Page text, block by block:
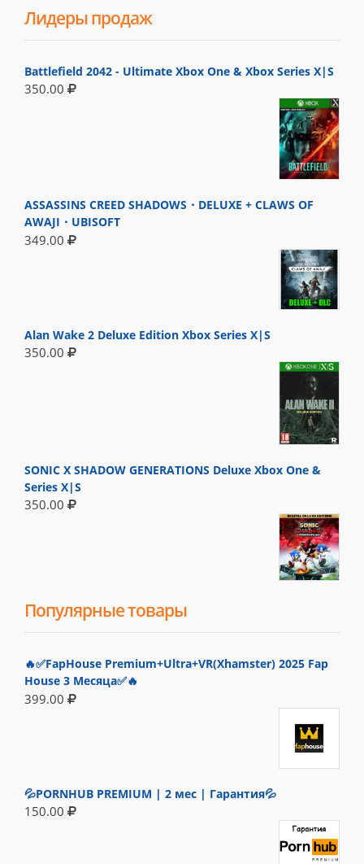
Лидеры продаж
Battlefield 2042 - Ultimate Xbox One & Xbox Series X|S
350.00
ASSASSINS CREED SHADOWS・DELUXE + CLAWS OF
AWAJI・UBISOFT
349.00
Alan Wake 2 Deluxe Edition Xbox Series X|S
350.00
SONIC X SHADOW GENERATIONS Deluxe Xbox One &
Series X|S
350.00
Популярные товары
🔥✅FapHouse Premium+Ultra+VR(Xhamster) 2025 Fap
House 3 Месяца✅🔥
399.00
💦PORNHUB PREMIUM | 2 мес | Гарантия💦
150.00